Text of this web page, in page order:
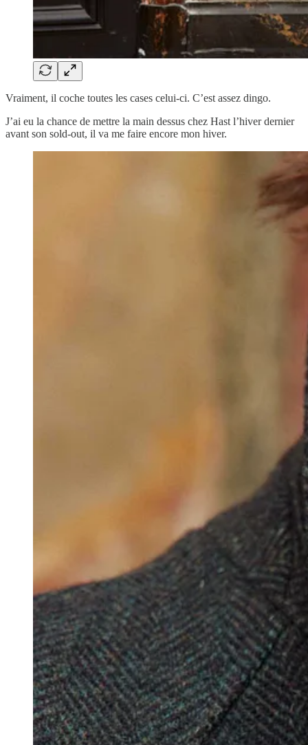
Vraiment, il coche toutes les cases celui-ci. C’est assez dingo.
J’ai eu la chance de mettre la main dessus chez Hast l’hiver dernier
avant son sold-out, il va me faire encore mon hiver.